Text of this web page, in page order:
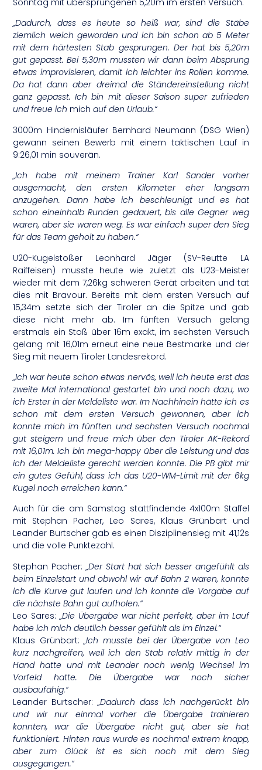
„Dadurch, dass es heute so heiß war, sind die Stäbe
ziemlich weich geworden und ich bin schon ab 5 Meter
mit dem härtesten Stab gesprungen. Der hat bis 5,20m
gut gepasst. Bei 5,30m mussten wir dann beim Absprung
etwas improvisieren, damit ich leichter ins Rollen komme.
Da hat dann aber dreimal die Ständereinstellung nicht
ganz gepasst. Ich bin mit dieser Saison super zufrieden
und freue ich mich auf den Urlaub.“
3000m Hindernisläufer Bernhard Neumann (DSG Wien)
gewann seinen Bewerb mit einem taktischen Lauf in
9:26,01 min souverän.
„Ich habe mit meinem Trainer Karl Sander vorher
ausgemacht, den ersten Kilometer eher langsam
anzugehen. Dann habe ich beschleunigt und es hat
schon eineinhalb Runden gedauert, bis alle Gegner weg
waren, aber sie waren weg. Es war einfach super den Sieg
für das Team geholt zu haben.“
U20-Kugelstoßer Leonhard Jäger (SV-Reutte LA
Raiffeisen) musste heute wie zuletzt als U23-Meister
wieder mit dem 7,26kg schweren Gerät arbeiten und tat
dies mit Bravour. Bereits mit dem ersten Versuch auf
15,34m setzte sich der Tiroler an die Spitze und gab
diese nicht mehr ab. Im fünften Versuch gelang
erstmals ein Stoß über 16m exakt, im sechsten Versuch
gelang mit 16,01m erneut eine neue Bestmarke und der
Sieg mit neuem Tiroler Landesrekord.
„Ich war heute schon etwas nervös, weil ich heute erst das
zweite Mal international gestartet bin und noch dazu, wo
ich Erster in der Meldeliste war. Im Nachhinein hätte ich es
schon mit dem ersten Versuch gewonnen, aber ich
konnte mich im fünften und sechsten Versuch nochmal
gut steigern und freue mich über den Tiroler AK-Rekord
mit 16,01m. Ich bin mega-happy über die Leistung und das
ich der Meldeliste gerecht werden konnte. Die PB gibt mir
ein gutes Gefühl, dass ich das U20-WM-Limit mit der 6kg
Kugel noch erreichen kann.“
Auch für die am Samstag stattfindende 4x100m Staffel
mit Stephan Pacher, Leo Sares, Klaus Grünbart und
Leander Burtscher gab es einen Disziplinensieg mit 41,12s
und die volle Punktezahl.
Stephan Pacher:„Der Start hat sich besser angefühlt als
beim Einzelstart und obwohl wir auf Bahn 2 waren, konnte
ich die Kurve gut laufen und ich konnte die Vorgabe auf
die nächste Bahn gut aufholen.“
Leo Sares: „Die Übergabe war nicht perfekt, aber im Lauf
habe ich mich deutlich besser gefühlt als im Einzel.“
Klaus Grünbart:„Ich musste bei der Übergabe von Leo
kurz nachgreifen, weil ich den Stab relativ mittig in der
Hand hatte und mit Leander noch wenig Wechsel im
Vorfeld hatte. Die Übergabe war noch sicher
ausbaufähig.“
Leander Burtscher:„Dadurch dass ich nachgerückt bin
und wir nur einmal vorher die Übergabe trainieren
konnten, war die Übergabe nicht gut, aber sie hat
funktioniert. Hinten raus wurde es nochmal extrem knapp,
aber zum Glück ist es sich noch mit dem Sieg
ausgegangen.“